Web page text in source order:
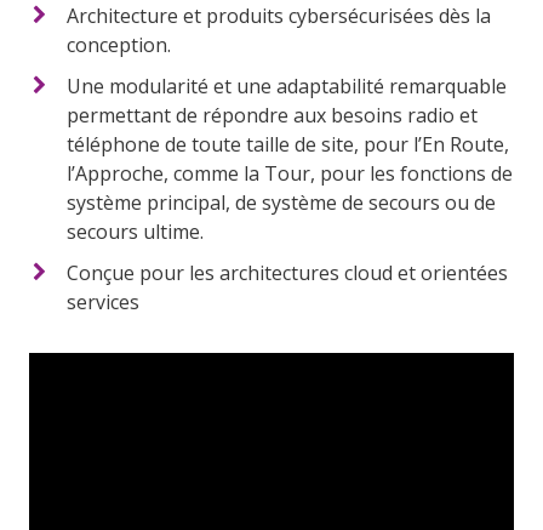
Architecture et produits cybersécurisées dès la
conception.
Une modularité et une adaptabilité remarquable
permettant de répondre aux besoins radio et
téléphone de toute taille de site, pour l’En Route,
l’Approche, comme la Tour, pour les fonctions de
système principal, de système de secours ou de
secours ultime.
Conçue pour les architectures cloud et orientées
services